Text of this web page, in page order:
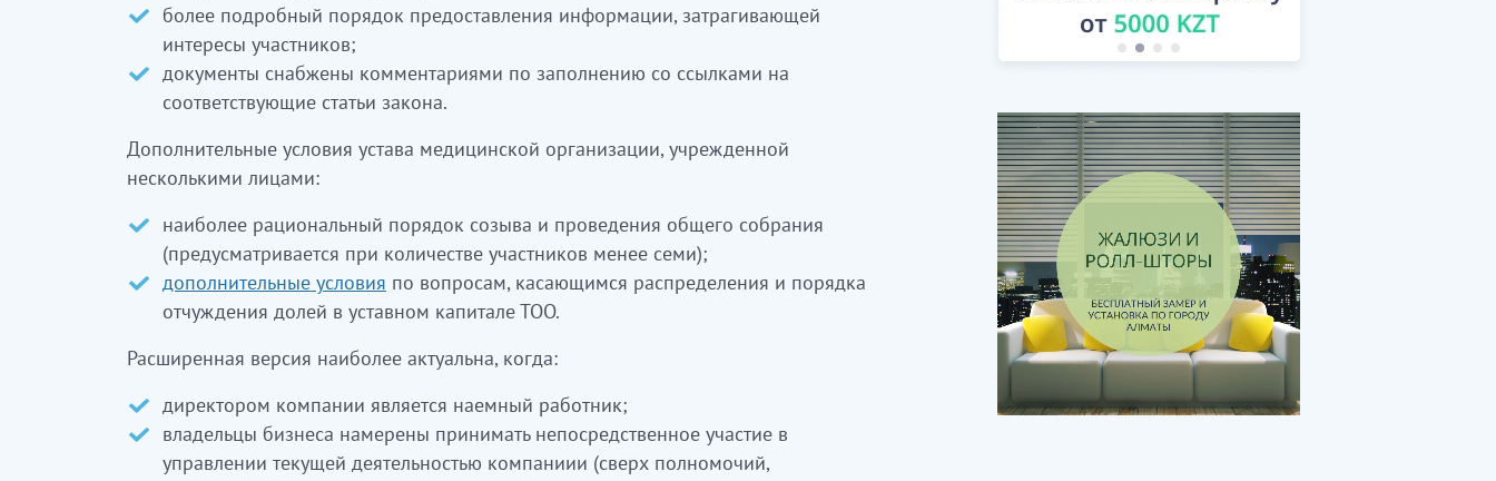
более подробный порядок предоставления информации, затрагивающей
интересы участников;
документы снабжены комментариями по заполнению со ссылками на
соответствующие статьи закона.
Дополнительные условия устава медицинской организации, учрежденной
несколькими лицами:
наиболее рациональный порядок созыва и проведения общего собрания
(предусматривается при количестве участников менее семи);
дополнительные условия по вопросам, касающимся распределения и порядка
отчуждения долей в уставном капитале ТОО.
Расширенная версия наиболее актуальна, когда:
директором компании является наемный работник;
владельцы бизнеса намерены принимать непосредственное участие в
управлении текущей деятельностью компаниии (сверх полномочий,